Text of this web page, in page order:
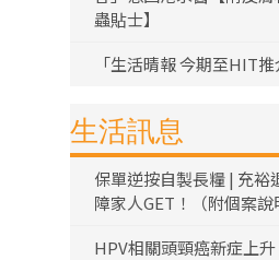
蟲貼士】
「生活晴報 今期至HIT推
生活訊息
保單逆按自製長糧 | 充裕
障家人GET！（附個案說
HPV相關頭頸癌新症上